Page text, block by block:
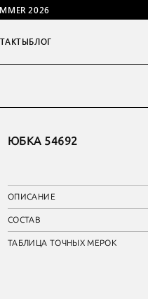
2026
БЛОГ
ЮБКА 54692
ОПИСАНИЕ
СОСТАВ
ТАБЛИЦА ТОЧНЫХ МЕРОК